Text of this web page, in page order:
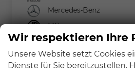
Mercedes-Benz
MG
MINI
Nissan
Wir respektieren Ihre
Unsere Website setzt Cookies
Dienste für Sie bereitzustellen.